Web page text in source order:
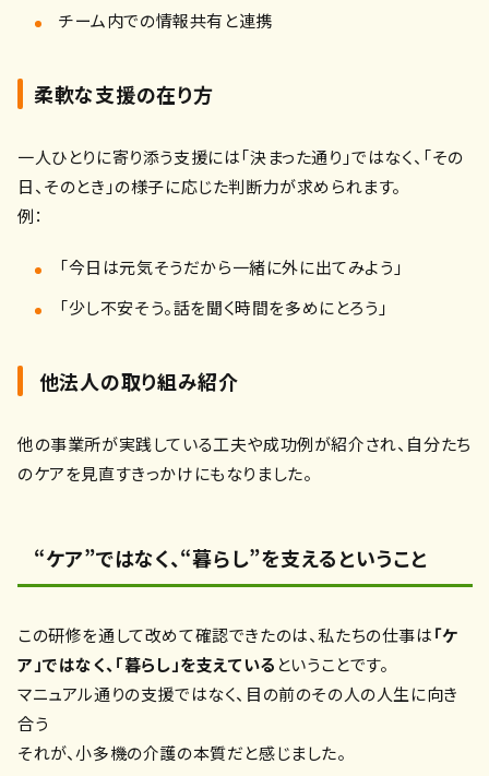
チーム内での情報共有と連携
柔軟な支援の在り方
一人ひとりに寄り添う支援には「決まった通り」ではなく、「その
日、そのとき」の様子に応じた判断力が求められます。
例：
「今日は元気そうだから一緒に外に出てみよう」
「少し不安そう。話を聞く時間を多めにとろう」
他法人の取り組み紹介
他の事業所が実践している工夫や成功例が紹介され、自分たち
のケアを見直すきっかけにもなりました。
“ケア”ではなく、“暮らし”を支えるということ
この研修を通して改めて確認できたのは、私たちの仕事は「ケ
ア」ではなく、「暮らし」を支えている ということです。
マニュアル通りの支援ではなく、目の前のその人の人生に向き
合う――
それが、小多機の介護の本質だと感じました。